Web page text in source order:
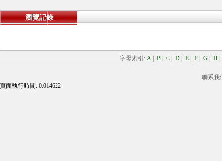
瀏覽記錄
字母索引: A B C D E F G H
聯系我
頁面執行時間: 0.014622